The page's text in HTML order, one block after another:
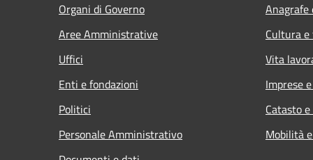
Organi di Governo
Aree Amministrative
Uffici
Enti e fondazioni
Politici
Personale Amministrativo
Cultura
Vita
Imprese
Catasto
Mobilità